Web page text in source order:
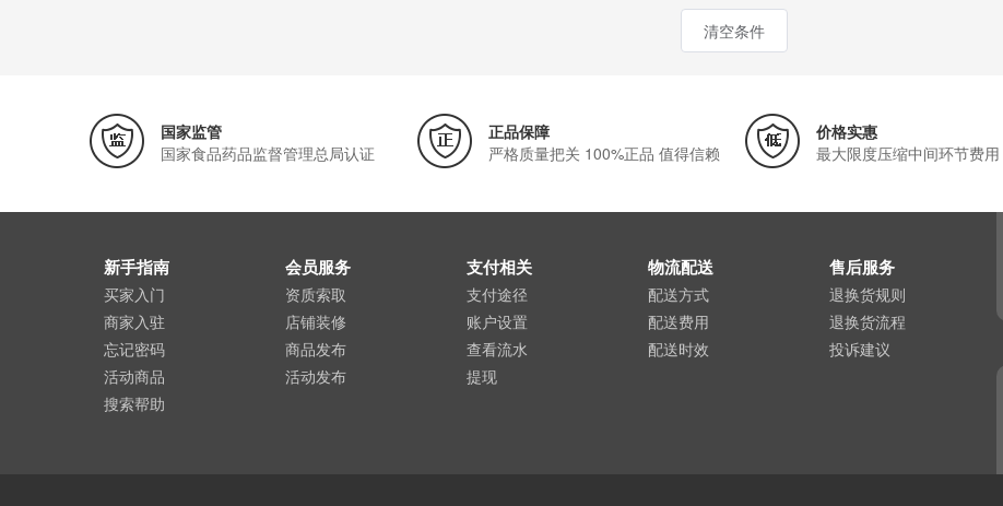
清空条件
国家监管
国家食品药品监督管理总局认证
正品保障
严格质量把关 100%正品 值得信赖
价格实惠
最大限度压缩中间环节费用
新手指南
买家入门
商家入驻
忘记密码
活动商品
搜索帮助
会员服务
资质索取
店铺装修
商品发布
活动发布
支付相关
支付途径
账户设置
查看流水
提现
物流配送
配送方式
配送费用
配送时效
售后服务
退换货规则
退换货流程
投诉建议